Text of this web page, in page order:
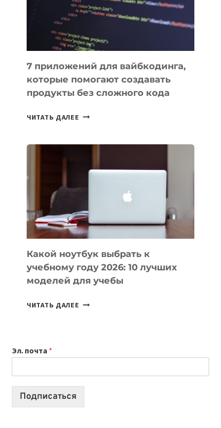
7 приложений для вайбкодинга,
которые помогают создавать
продукты без сложного кода
ЧИТАТЬ ДАЛЕЕ 7
ПОМОГАЮТ
СОЗДАВАТЬ
БЕЗ
СЛОЖНОГО
КОДА
Какой ноутбук выбрать к
учебному году 2026: 10 лучших
моделей для учебы
ЧИТАТЬ ДАЛЕЕ КАКОЙ
2026:
10
Эл. почта *
Подписаться